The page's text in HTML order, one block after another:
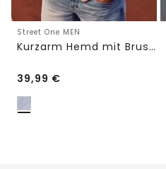
Street One MEN
Kurzarm Hemd mit Brusttasche und Streifen
39,99 €